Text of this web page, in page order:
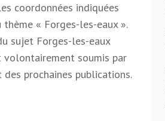
coordonnées indiquées
« Forges-les-eaux ».
sujet Forges-les-eaux
volontairement soumis par
prochaines publications.